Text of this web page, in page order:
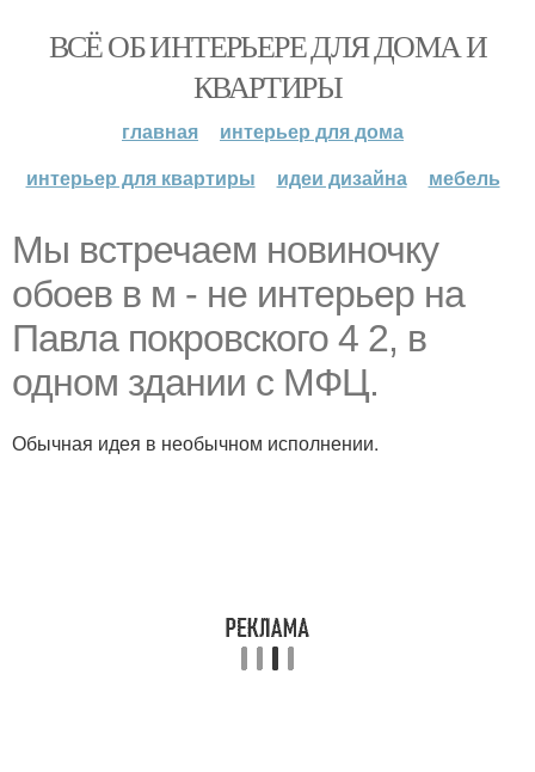
ВСЁ ОБ ИНТЕРЬЕРЕ ДЛЯ ДОМА И
КВАРТИРЫ
главная
интерьер для дома
интерьер для квартиры
идеи дизайна мебель
Мы встречаем новиночку
обоев в м - не интерьер на
Павла покровского 4 2, в
одном здании с МФЦ.
Обычная идея в необычном исполнении.